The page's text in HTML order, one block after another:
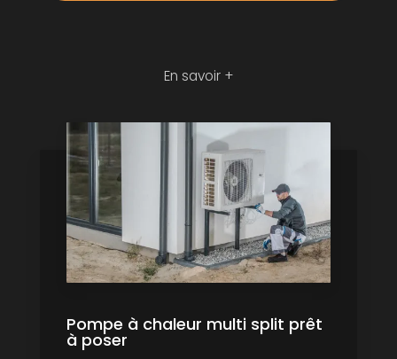
En savoir +
Pompe à chaleur multi split prêt
à poser